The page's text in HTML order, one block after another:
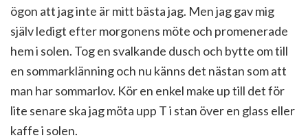
ögon att jag inte är mitt bästa jag. Men jag gav mig
själv ledigt efter morgonens möte och promenerade
hem i solen. Tog en svalkande dusch och bytte om till
en sommarklänning och nu känns det nästan som att
man har sommarlov. Kör en enkel make up till det för
lite senare ska jag möta upp T i stan över en glass eller
kaffe i solen.